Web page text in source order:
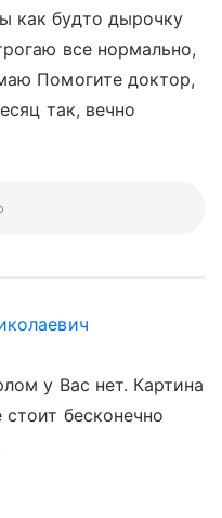
как будто дырочку
все нормально,
Помогите доктор,
так, вечно
у Вас нет. Картина
бесконечно